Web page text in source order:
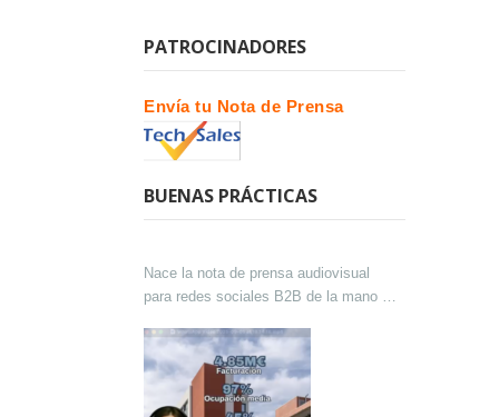
PATROCINADORES
Envía tu Nota de Prensa
BUENAS PRÁCTICAS
Nace la nota de prensa audiovisual
para redes sociales B2B de la mano de